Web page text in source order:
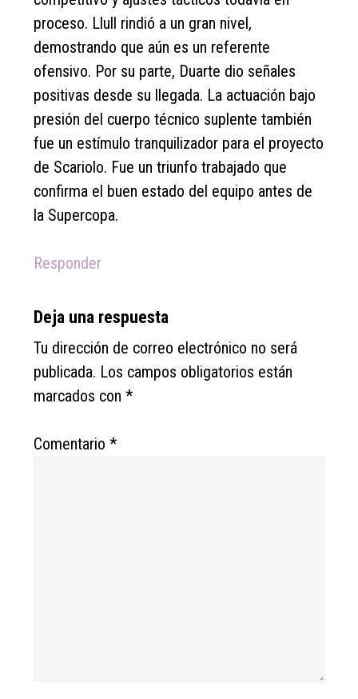
proceso. Llull rindió a un gran nivel,
demostrando que aún es un referente
ofensivo. Por su parte, Duarte dio señales
positivas desde su llegada. La actuación bajo
presión del cuerpo técnico suplente también
fue un estímulo tranquilizador para el proyecto
de Scariolo. Fue un triunfo trabajado que
confirma el buen estado del equipo antes de
la Supercopa.
Responder
Deja una respuesta
Tu dirección de correo electrónico no será
publicada. Los campos obligatorios están
marcados con*
Comentario*